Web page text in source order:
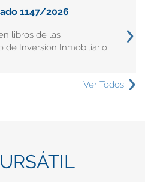
1147/2026
libros de las
de Inversión Inmobiliario
Ver Todos